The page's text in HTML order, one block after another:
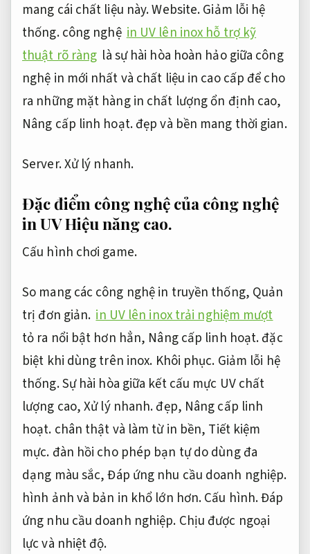
mang cái chất liệu này.Website.Giảm lỗi hệ
thống.công nghệ in UV lên inox hỗ trợ kỹ
thuật rõ ràng là sự hài hòa hoàn hảo giữa công
nghệ in mới nhất và chất liệu in cao cấp để cho
ra những mặt hàng in chất lượng ổn định cao,
Nâng cấp linh hoạt.đẹp và bền mang thời gian.
Server.Xử lý nhanh.
Đặc điểm công nghệ của công nghệ
in UVHiệu năng cao.
Cấu hình chơi game.
So mang các công nghệ in truyền thống, Quản
trị đơn giản. in UV lên inox trải nghiệm mượt
tỏ ra nổi bật hơn hẳn, Nâng cấp linh hoạt.đặc
biệt khi dùng trên inox. Khôi phục. Giảm lỗi hệ
thống.Sự hài hòa giữa kết cấu mực UV chất
lượng cao,Xử lý nhanh.đẹp, Nâng cấp linh
hoạt. chân thật và làm từ in bền, Tiết kiệm
mực. đàn hồi cho phép bạn tự do dùng đa
dạng màu sắc,Đáp ứng nhu cầu doanh nghiệp.
hình ảnh và bản in khổ lớn hơn.Cấu hình.Đáp
ứng nhu cầu doanh nghiệp. Chịu được ngoại
lực và nhiệt độ.